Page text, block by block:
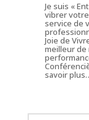
Je suis «
vibrer
service de
Joie de
meilleur
savoir